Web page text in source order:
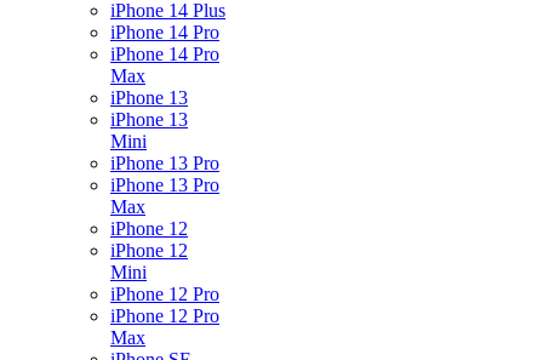
iPhone 14 Plus
iPhone 14 Pro
iPhone 14 Pro
Max
iPhone 13
iPhone 13
Mini
iPhone 13 Pro
iPhone 13 Pro
Max
iPhone 12
iPhone 12
Mini
iPhone 12 Pro
iPhone 12 Pro
Max